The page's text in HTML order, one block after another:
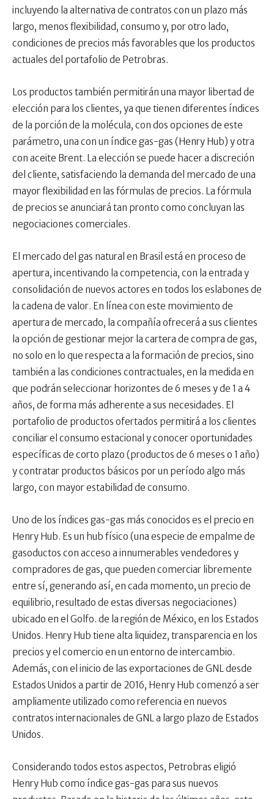
incluyendo la alternativa de contratos con un plazo más
largo, menos flexibilidad, consumo y, por otro lado,
condiciones de precios más favorables que los productos
actuales del portafolio de Petrobras.
Los productos también permitirán una mayor libertad de
elección para los clientes, ya que tienen diferentes índices
de la porción de la molécula, con dos opciones de este
parámetro, una con un índice gas-gas (Henry Hub) y otra
con aceite Brent. La elección se puede hacer a discreción
del cliente, satisfaciendo la demanda del mercado de una
mayor flexibilidad en las fórmulas de precios. La fórmula
de precios se anunciará tan pronto como concluyan las
negociaciones comerciales.
El mercado del gas natural en Brasil está en proceso de
apertura, incentivando la competencia, con la entrada y
consolidación de nuevos actores en todos los eslabones de
la cadena de valor. En línea con este movimiento de
apertura de mercado, la compañía ofrecerá a sus clientes
la opción de gestionar mejor la cartera de compra de gas,
no solo en lo que respecta a la formación de precios, sino
también a las condiciones contractuales, en la medida en
que podrán seleccionar horizontes de 6 meses y de 1 a 4
años, de forma más adherente a sus necesidades. El
portafolio de productos ofertados permitirá a los clientes
conciliar el consumo estacional y conocer oportunidades
específicas de corto plazo (productos de 6 meses o 1 año)
y contratar productos básicos por un período algo más
largo, con mayor estabilidad de consumo.
Uno de los índices gas-gas más conocidos es el precio en
Henry Hub. Es un hub físico (una especie de empalme de
gasoductos con acceso a innumerables vendedores y
compradores de gas, que pueden comerciar libremente
entre sí, generando así, en cada momento, un precio de
equilibrio, resultado de estas diversas negociaciones)
ubicado en el Golfo. de la región de México, en los Estados
Unidos. Henry Hub tiene alta liquidez, transparencia en los
precios y el comercio en un entorno de intercambio.
Además, con el inicio de las exportaciones de GNL desde
Estados Unidos a partir de 2016, Henry Hub comenzó a ser
ampliamente utilizado como referencia en nuevos
contratos internacionales de GNL a largo plazo de Estados
Unidos.
Considerando todos estos aspectos, Petrobras eligió
Henry Hub como índice gas-gas para sus nuevos